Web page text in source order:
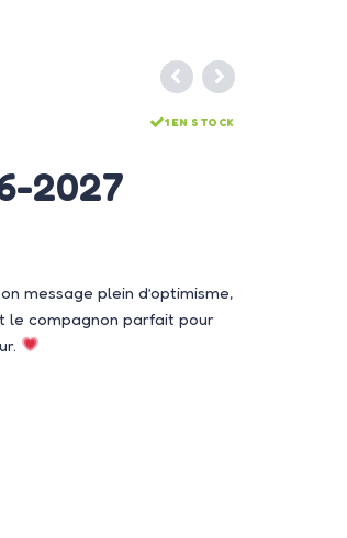
1 EN STOCK
2027
message plein d’optimisme,
le compagnon parfait pour